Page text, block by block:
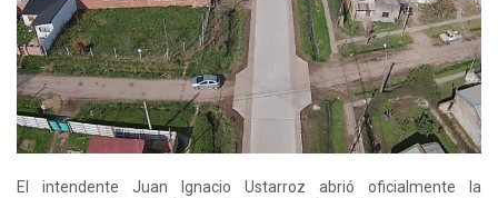
El intendente Juan Ignacio Ustarroz abrió oficialmente la